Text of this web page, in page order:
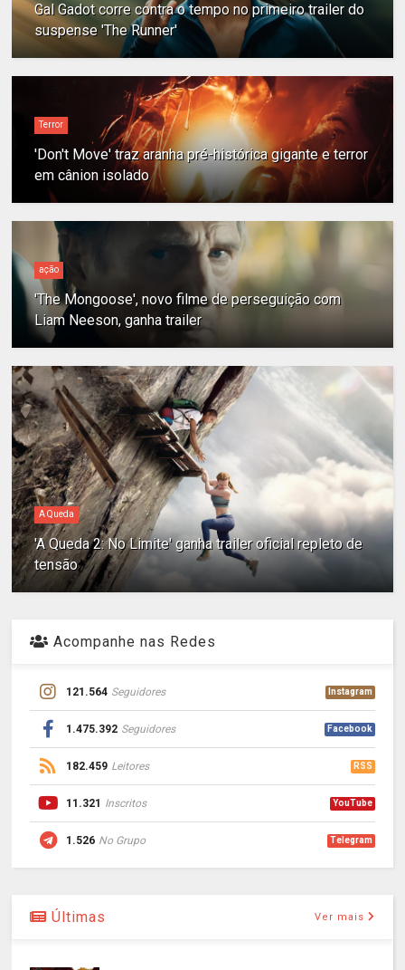
Gal Gadot corre contra o tempo no primeiro trailer do
suspense 'The Runner'
Terror
'Don't Move' traz aranha pré-histórica gigante e terror
em cânion isolado
ação
'The Mongoose', novo filme de perseguição com
Liam Neeson, ganha trailer
A Queda
'A Queda 2: No Limite' ganha trailer oficial repleto de
tensão
Acompanhe nas Redes
121.564 Seguidores Instagram
1.475.392 Seguidores Facebook
182.459 Leitores RSS
11.321 Inscritos YouTube
1.526 No Grupo Telegram
Últimas Ver mais